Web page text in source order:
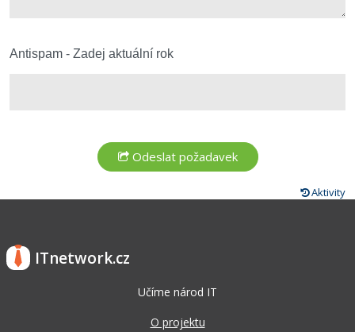
Antispam - Zadej aktuální rok
Aktivity
ITnetwork.cz
Učíme národ IT
O projektu